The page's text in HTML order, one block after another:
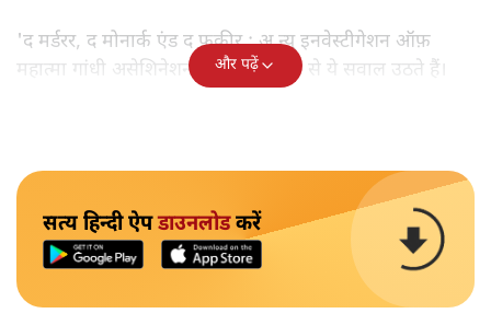
'द मर्डरर, द मोनार्क एंड द फ़कीर : अ न्यू इनवेस्टीगेशन ऑफ़
महात्मा गांधी असेशिनेशन' नामक किताब से ये सवाल उठते हैं।
और पढ़ें
सत्य हिन्दी ऐपडाउनलोडकरें